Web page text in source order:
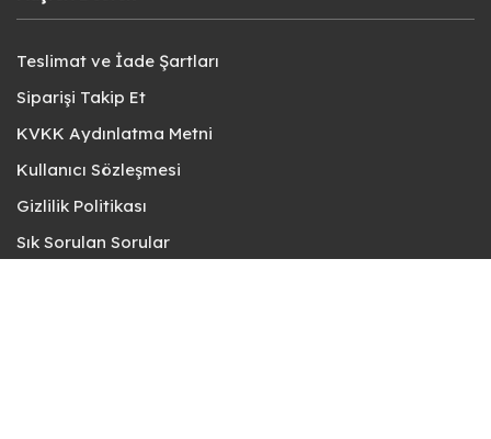
Teslimat ve İade Şartları
Siparişi Takip Et
KVKK Aydınlatma Metni
Kullanıcı Sözleşmesi
Gizlilik Politikası
Sık Sorulan Sorular